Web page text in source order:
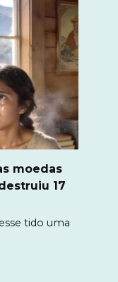
moedas
17
tido uma